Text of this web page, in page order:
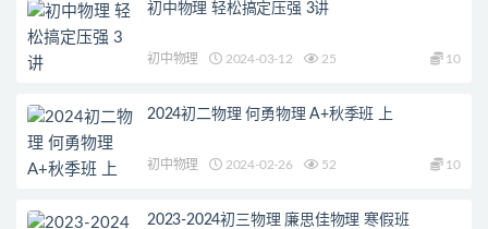
初中物理 轻松搞定压强 3讲
初中物理 2024-03-12 25 10
2024初二物理 何勇物理 A+秋季班 上
初中物理 2024-02-26 52 10
2023-2024初三物理 廉思佳物理 寒假班